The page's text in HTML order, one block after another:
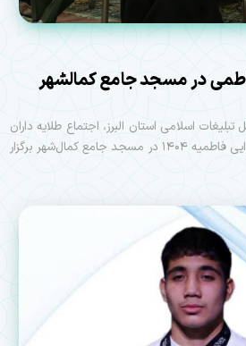
در مسجد جامع کمالشهر
اسلامی استان البرز، اجتماع طلایه داران
فاطمی با موضوع تبیین محتوایی فاطمیه ۱۴۰۴ در مسجد جامع کمال‌شهر برگزار